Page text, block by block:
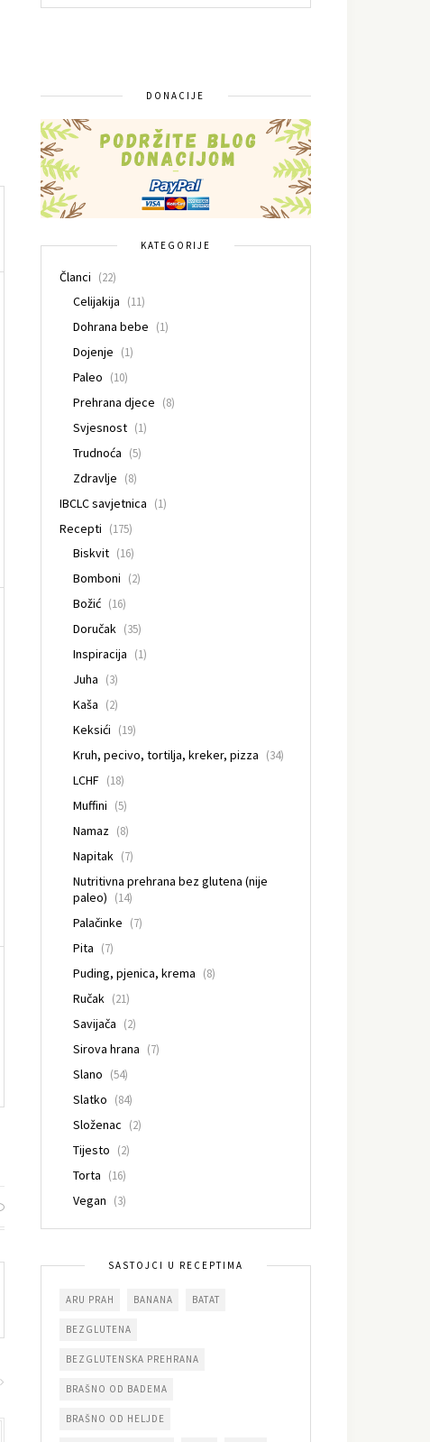
DONACIJE
KATEGORIJE
Članci (22)
Celijakija (11)
Dohrana bebe (1)
Dojenje (1)
Paleo (10)
Prehrana djece (8)
Svjesnost (1)
Trudnoća (5)
Zdravlje (8)
IBCLC savjetnica (1)
Recepti (175)
Biskvit (16)
Bomboni (2)
Božić (16)
Doručak (35)
Inspiracija (1)
Juha (3)
Kaša (2)
Keksići (19)
Kruh, pecivo, tortilja, kreker, pizza (34)
LCHF (18)
Muffini (5)
Namaz (8)
Napitak (7)
Nutritivna prehrana bez glutena (nije
paleo) (14)
Palačinke (7)
Pita (7)
Puding, pjenica, krema (8)
Ručak (21)
Savijača (2)
Sirova hrana (7)
Slano (54)
Slatko (84)
Složenac (2)
Tijesto (2)
Torta (16)
Vegan (3)
SASTOJCI U RECEPTIMA
ARU PRAH BANANA BATAT
BEZGLUTENA
BEZGLUTENSKA PREHRANA
BRAŠNO OD BADEMA
BRAŠNO OD HELJDE